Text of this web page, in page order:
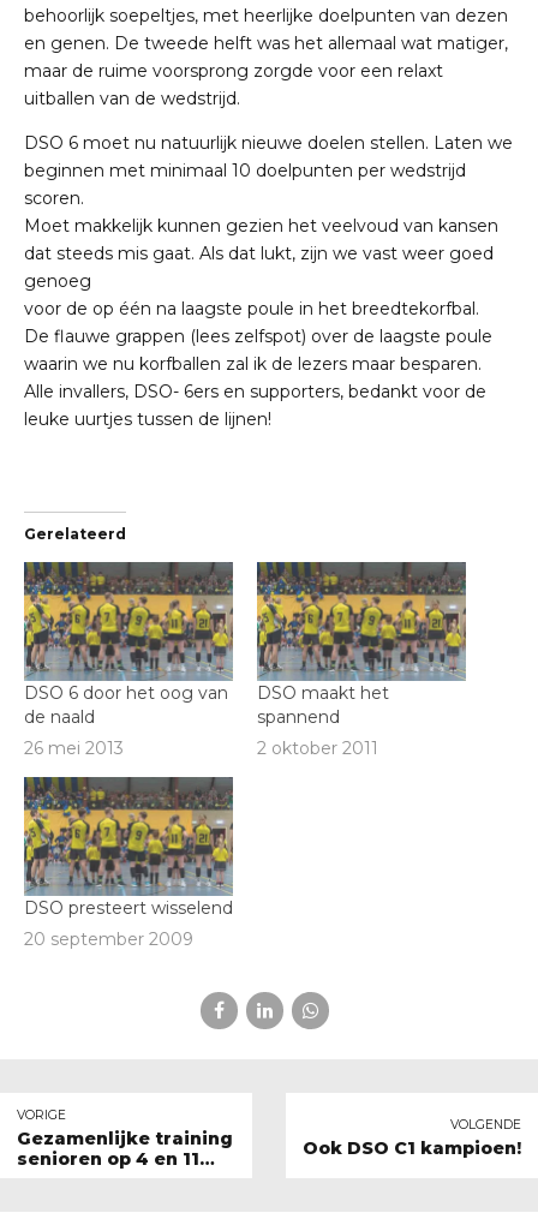
behoorlijk soepeltjes, met heerlijke doelpunten van dezen
en genen. De tweede helft was het allemaal wat matiger,
maar de ruime voorsprong zorgde voor een relaxt
uitballen van de wedstrijd.
DSO 6 moet nu natuurlijk nieuwe doelen stellen. Laten we
beginnen met minimaal 10 doelpunten per wedstrijd
scoren.
Moet makkelijk kunnen gezien het veelvoud van kansen
dat steeds mis gaat. Als dat lukt, zijn we vast weer goed
genoeg
voor de op één na laagste poule in het breedtekorfbal.
De flauwe grappen (lees zelfspot) over de laagste poule
waarin we nu korfballen zal ik de lezers maar besparen.
Alle invallers, DSO- 6ers en supporters, bedankt voor de
leuke uurtjes tussen de lijnen!
Gerelateerd
DSO 6 door het oog van
de naald
26 mei 2013
DSO maakt het
spannend
2 oktober 2011
DSO presteert wisselend
20 september 2009
VORIGE
Gezamenlijke training
senioren op 4 en 11
VOLGENDE
Ook DSO C1 kampioen!